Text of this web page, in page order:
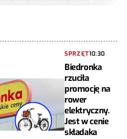
SPRZĘT10:30
Biedronka
rzuciła
promocję na
rower
elektryczny.
Jest w cenie
składaka